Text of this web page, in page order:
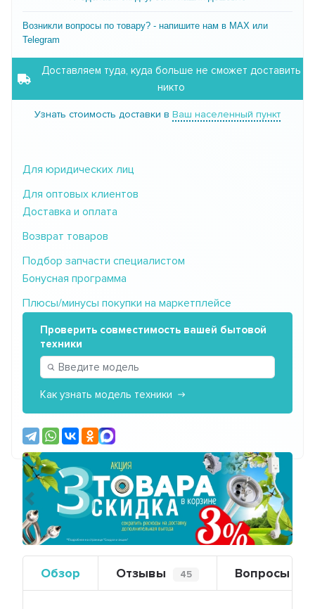
Возникли вопросы по товару? - напишите нам в MAX или
Telegram
Доставляем туда, куда больше не сможет доставить
никто
Узнать стоимость доставки в Ваш населенный пункт
Для юридических лиц
Для оптовых клиентов
Доставка и оплата
Возврат товаров
Подбор запчасти специалистом
Бонусная программа
Плюсы/минусы покупки на маркетплейсе
Проверить совместимость вашей бытовой
техники
Как узнать модель техники
Предыдущий
Обзор Отзывы 45 Вопросы